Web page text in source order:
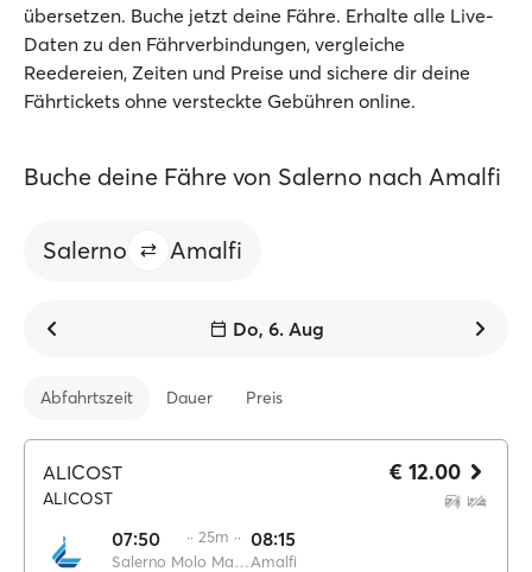
übersetzen. Buche jetzt deine Fähre. Erhalte alle Live-
Daten zu den Fährverbindungen, vergleiche
Reedereien, Zeiten und Preise und sichere dir deine
Fährtickets ohne versteckte Gebühren online.
Buche deine Fähre von Salerno nach Amalfi
Salerno Amalfi
Do, 6. Aug
Abfahrtszeit Dauer Preis
ALICOST
ALICOST
07:50
Salerno Molo Manfredi
·· 25m ·· 08:15
Amalfi
€ 12.00